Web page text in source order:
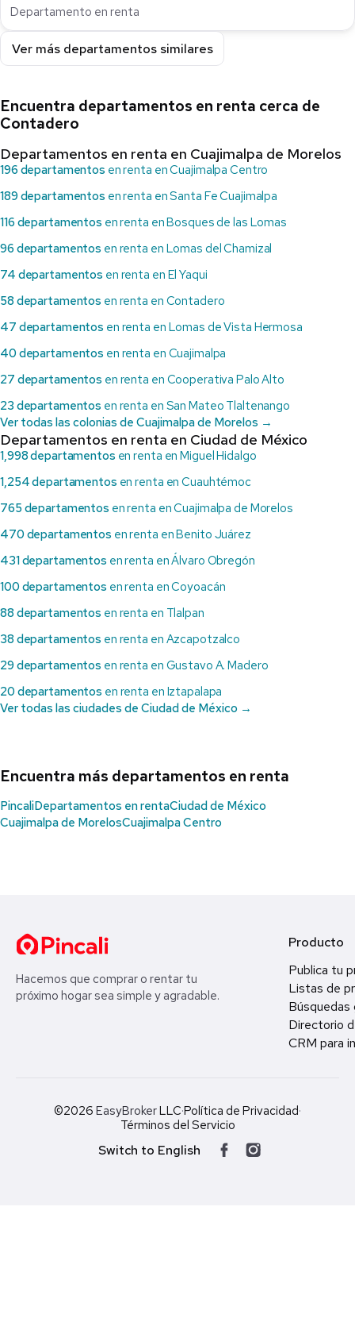
Departamento en renta
Ver más departamentos similares
Encuentra departamentos en renta cerca de
Contadero
Departamentos en renta en Cuajimalpa de Morelos
196 departamentos en renta en Cuajimalpa Centro
189 departamentos en renta en Santa Fe Cuajimalpa
116 departamentos en renta en Bosques de las Lomas
96 departamentos en renta en Lomas del Chamizal
74 departamentos en renta en El Yaqui
58 departamentos en renta en Contadero
47 departamentos en renta en Lomas de Vista Hermosa
40 departamentos en renta en Cuajimalpa
27 departamentos en renta en Cooperativa Palo Alto
23 departamentos en renta en San Mateo Tlaltenango
Ver todas las colonias de Cuajimalpa de Morelos →
Departamentos en renta en Ciudad de México
1,998 departamentos en renta en Miguel Hidalgo
1,254 departamentos en renta en Cuauhtémoc
765 departamentos en renta en Cuajimalpa de Morelos
470 departamentos en renta en Benito Juárez
431 departamentos en renta en Álvaro Obregón
100 departamentos en renta en Coyoacán
88 departamentos en renta en Tlalpan
38 departamentos en renta en Azcapotzalco
29 departamentos en renta en Gustavo A. Madero
20 departamentos en renta en Iztapalapa
Ver todas las ciudades de Ciudad de México →
Encuentra más departamentos en renta
PincaliDepartamentos en rentaCiudad de México
Cuajimalpa de MorelosCuajimalpa Centro
Hacemos que comprar o rentar tu
próximo hogar sea simple y agradable.
Producto
Publica tu
Listas de
Búsquedas
Directorio
CRM para
©2026 EasyBrokerLLC·Política de Privacidad·
Términos del Servicio
Switch to English